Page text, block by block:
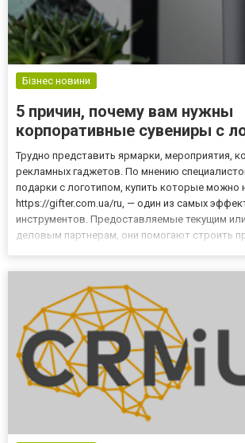
Бізнес новини
5 причин, почему вам нужны
корпоративные сувениры с
Трудно представить ярмарки, мероприятия,
рекламных гаджетов. По мнению
подарки с логотипом, купить которые можно
https://gifter.com.ua/ru, — один из самых
инструментов. Предоставляемые текущим
деловым партнерам, они помогают строить